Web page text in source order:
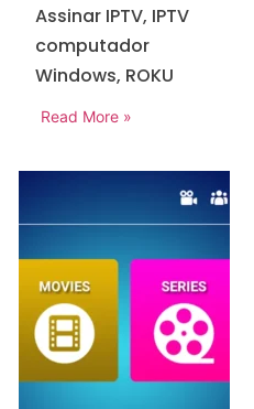
Assinar IPTV, IPTV
computador
Windows, ROKU
Read More »